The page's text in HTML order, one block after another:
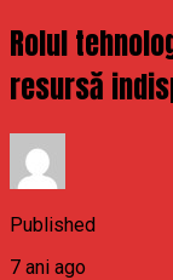
Rolul
resursă
Published
7 ani ago